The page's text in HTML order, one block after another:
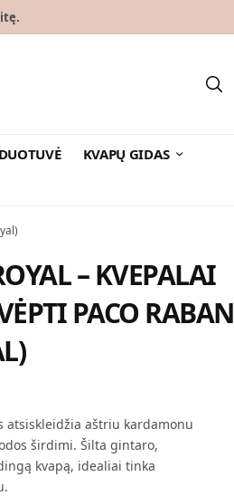
KVAPŲ GIDAS
– KVEPALAI
PACO
atsiskleidžia aštriu kardamonu
širdimi. Šilta gintaro,
kvapą, idealiai tinka